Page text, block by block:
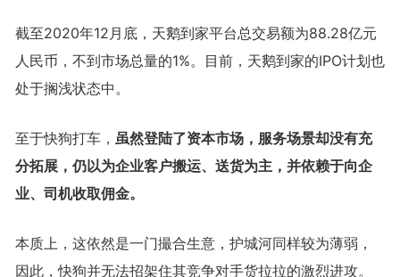
截至2020年12月底，天鹅到家平台总交易额为88.28亿元
人民币，不到市场总量的1%。目前，天鹅到家的IPO计划也
处于搁浅状态中。
至于快狗打车， 虽然登陆了资本市场，服务场景却没有充
分拓展，仍以为企业客户搬运、送货为主，并依赖于向企
业、司机收取佣金。
本质上，这依然是一门撮合生意，护城河同样较为薄弱，
因此，快狗并无法招架住其竞争对手货拉拉的激烈进攻。